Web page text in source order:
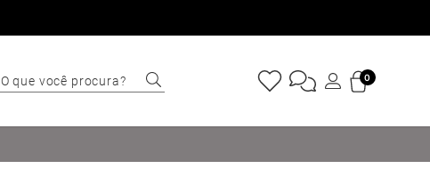
O que você procura?
TERMOS MAIS
0